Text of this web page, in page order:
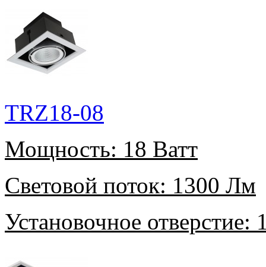
TRZ18-08
Мощность: 18 Ватт
Световой поток: 1300 Лм
Установочное отверстие: